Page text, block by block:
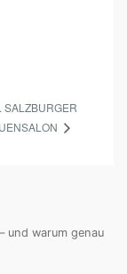
SALZBURGER
und warum genau